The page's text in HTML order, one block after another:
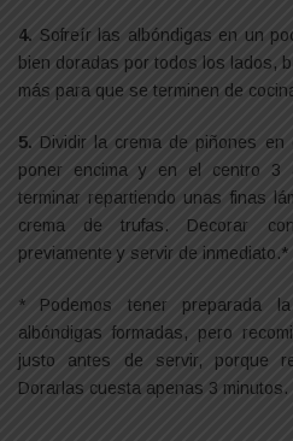
4. Sofreír las albóndigas en un
bien doradas por todos los lados,
más para que se terminen de
5. Dividir la crema de piñones
poner encima y en el centro 3
terminar repartiendo unas finas
crema de trufas. Decorar
previamente y servir de inmediato.*
* Podemos tener preparada
albóndigas formadas, pero
justo antes de servir, porque
Dorarlas cuesta apenas 3 minutos.